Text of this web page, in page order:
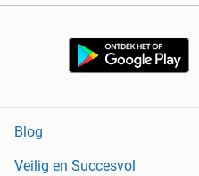
Blog
Veilig en Succesvol